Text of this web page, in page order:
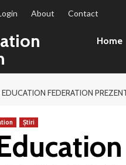
About Contact
Home
FEDERATION
Știri